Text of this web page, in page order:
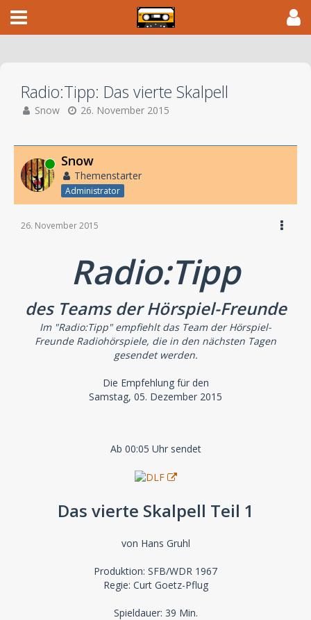
Radio:Tipp: Das vierte Skalpell
Snow 26. November 2015
Online Snow
Themenstarter
Administrator
26. November 2015
Radio:Tipp
des Teams der Hörspiel-Freunde
Im "Radio:Tipp" empfiehlt das Team der Hörspiel-
Freunde Radiohörspiele, die in den nächsten Tagen
gesendet werden.
Die Empfehlung für den
Samstag, 05. Dezember 2015
Ab 00:05 Uhr sendet
Das vierte Skalpell Teil 1
von Hans Gruhl
Produktion: SFB/WDR 1967
Regie: Curt Goetz-Pflug
Spieldauer: 39 Min.